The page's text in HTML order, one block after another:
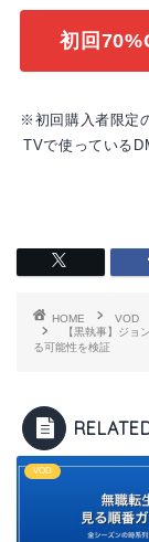
初回
※初回購入者限定
TVで使っている
HOME
VOD
【黒執事】ジョ
る可能性を検証
VOD